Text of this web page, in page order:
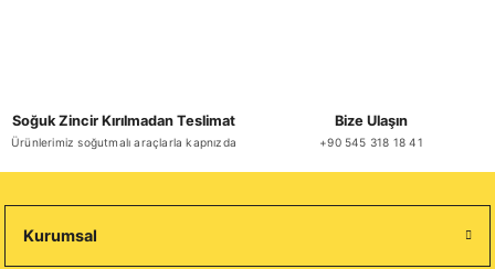
Soğuk Zincir Kırılmadan Teslimat
Ürünlerimiz soğutmalı araçlarla kapnızda
Bize Ulaşın
+90 545 318 18 41
Kurumsal